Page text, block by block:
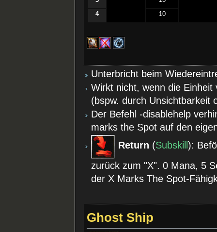
4 10
Unterbricht beim
Wirkt nicht, wenn die
(bspw. durch Unsichtbarkeit
Der Befehl -disablehelp
marks the Spot auf den
Return (Subskill):
zurück zum "X". 0 Mana, 5
der X Marks The Spot-
Ghost Ship